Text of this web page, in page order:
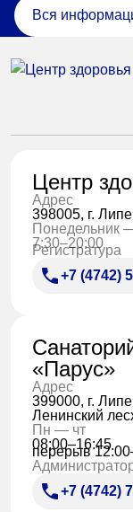
Вся
Центр
Адрес
398005, г.
Понедельник
7:30–20:00
Регистратура
+7 (4742)
«Парус»
Адрес
399000, г.
Ленинский
Пн — чт
08:00–16:45
перерыв
+7 (4742)